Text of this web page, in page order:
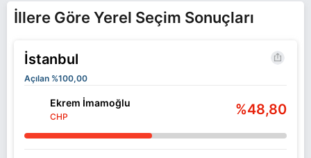
İllere Göre Yerel Seçim Sonuçları
İstanbul
Açılan %100,00
Ekrem İmamoğlu
CHP %48,80